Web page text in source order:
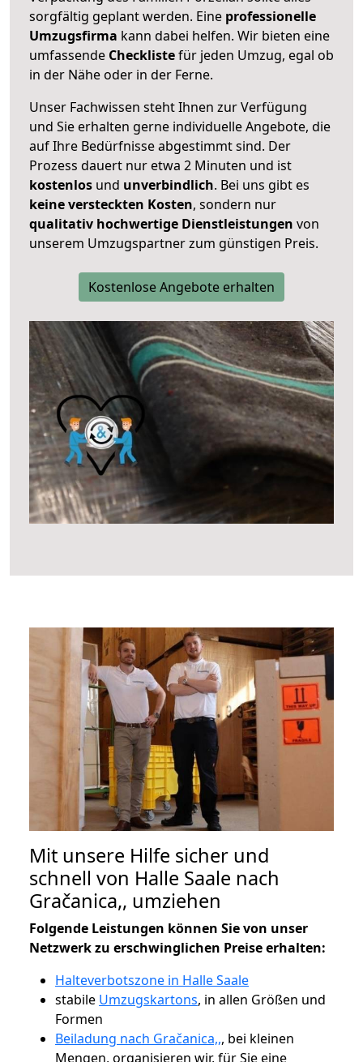
sorgfältig geplant werden. Eine professionelle
Umzugsfirma kann dabei helfen. Wir bieten eine
umfassende Checklistefür jeden Umzug, egal ob
in der Nähe oder in der Ferne.
Unser Fachwissen steht Ihnen zur Verfügung
und Sie erhalten gerne individuelle Angebote, die
auf Ihre Bedürfnisse abgestimmt sind. Der
Prozess dauert nur etwa 2 Minuten und ist
kostenlos und unverbindlich. Bei uns gibt es
keine versteckten Kosten, sondern nur
qualitativ hochwertige Dienstleistungen von
unserem Umzugspartner zum günstigen Preis.
Kostenlose Angebote erhalten
Mit unsere Hilfe sicher und
schnell von Halle Saale nach
Gračanica,, umziehen
Folgende Leistungen können Sie von unser
Netzwerk zu erschwinglichen Preise erhalten:
Halteverbotszone in Halle Saale
stabile Umzugskartons, in allen Größen und
Formen
Beiladung nach Gračanica,,, bei kleinen
Mengen, organisieren wir, für Sie eine